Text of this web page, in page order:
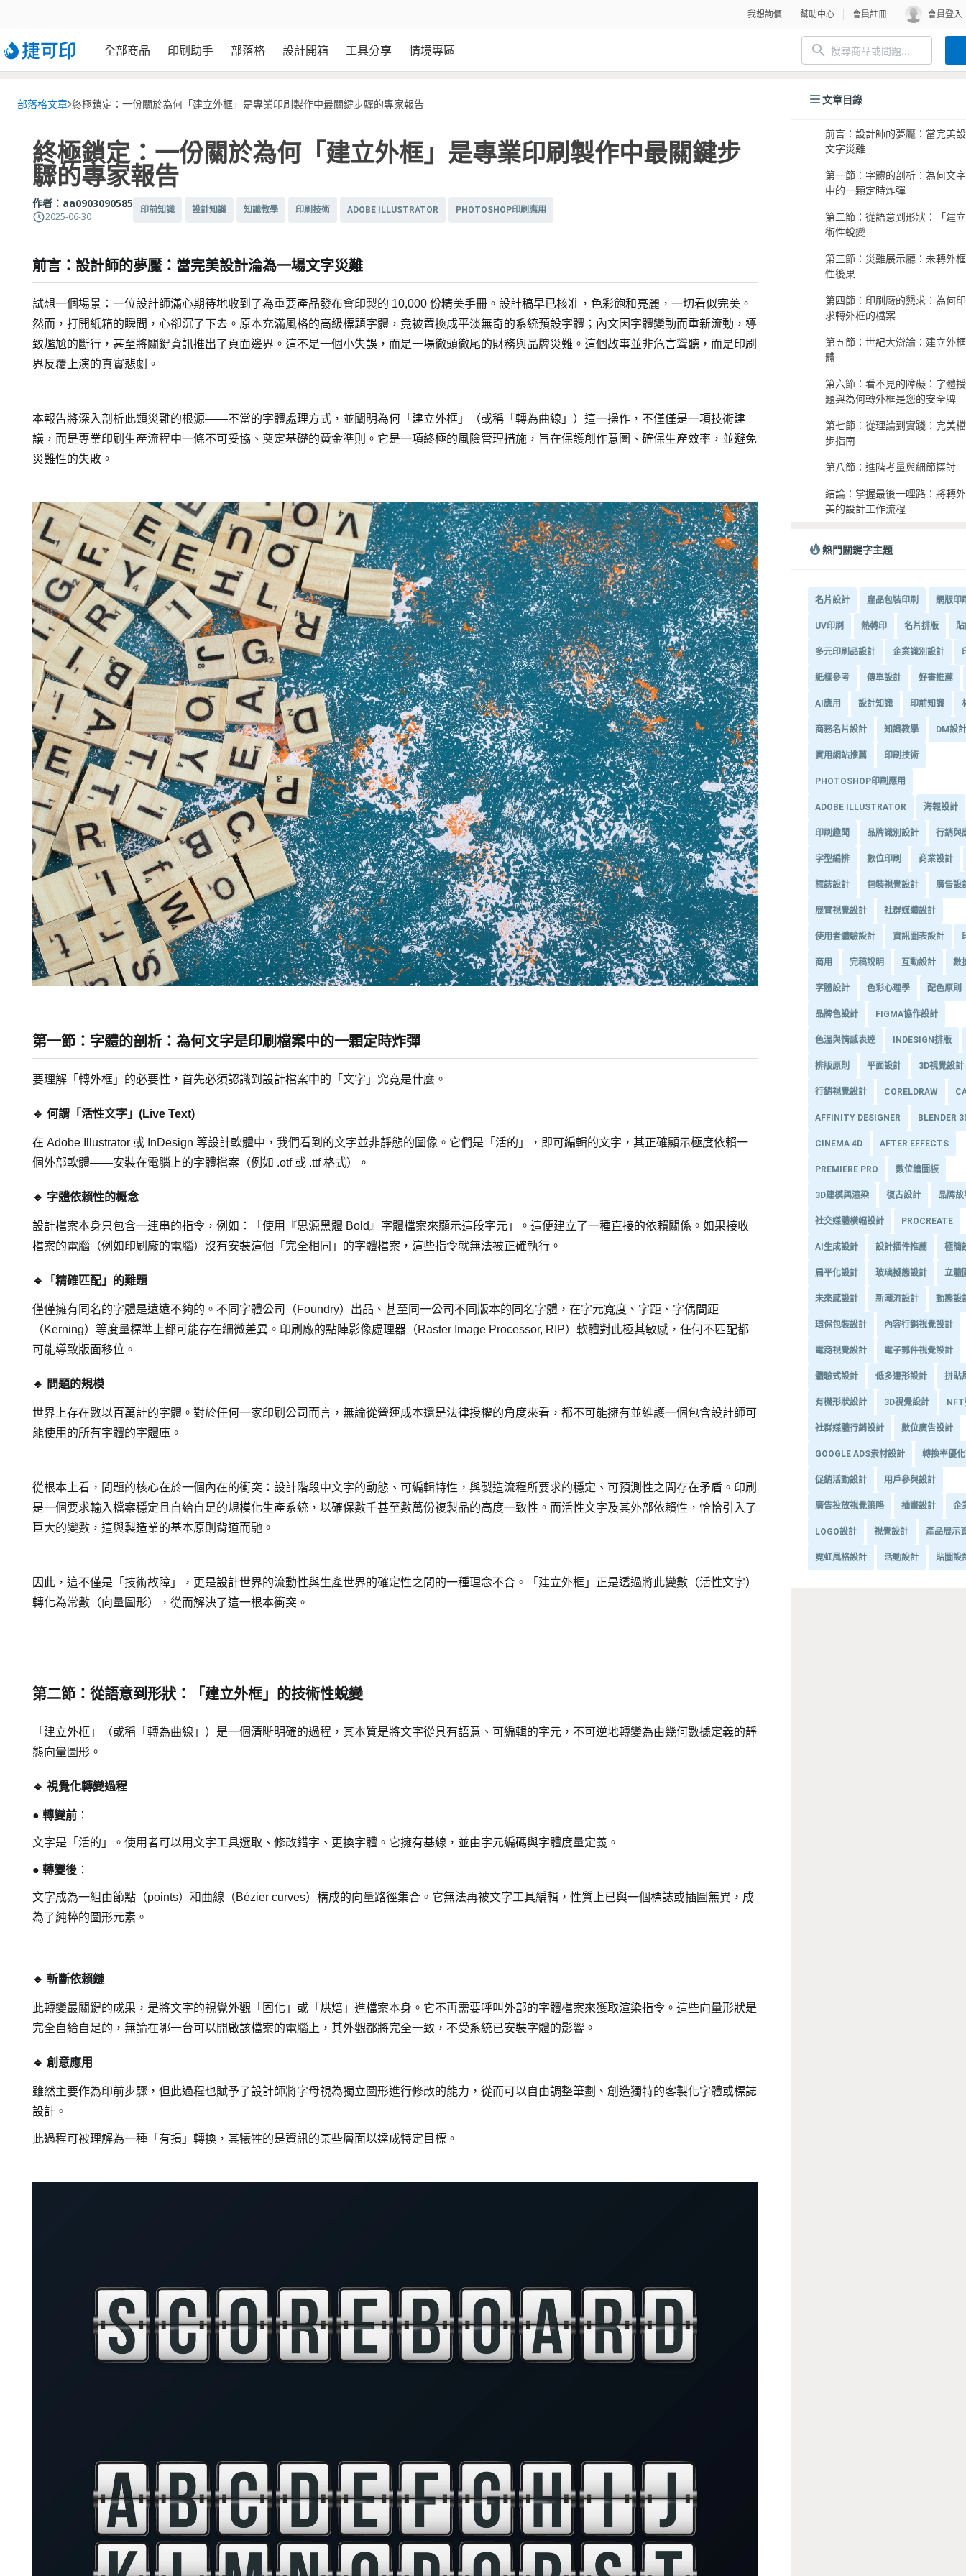
我想詢價 幫助中心 會員註冊 會員登入
全部商品 印刷助手 部落格 設計開箱 工具分享 情境專區
部落格文章 終極鎖定：一份關於為何「建立外框」是專業印刷製作中最關鍵步驟的專家報告
終極鎖定：一份關於為何「建立外框」是專業印刷製作中最關鍵步
驟的專家報告
作者： aa0903090585
2025-06-30
印前知識 設計知識 知識教學 印刷技術 ADOBE ILLUSTRATOR PHOTOSHOP印刷應用
前言：設計師的夢魘：當完美設計淪為一場文字災難
試想一個場景：一位設計師滿心期待地收到了為重要產品發布會印製的 10,000 份精美手冊。設計稿早已核准，色彩飽和亮麗，一切看似完美。
然而，打開紙箱的瞬間，心卻沉了下去。原本充滿風格的高級標題字體，竟被置換成平淡無奇的系統預設字體；內文因字體變動而重新流動，導
致尷尬的斷行，甚至將關鍵資訊推出了頁面邊界。這不是一個小失誤，而是一場徹頭徹尾的財務與品牌災難。這個故事並非危言聳聽，而是印刷
界反覆上演的真實悲劇。
本報告將深入剖析此類災難的根源——不當的字體處理方式，並闡明為何「建立外框」（或稱「轉為曲線」）這一操作，不僅僅是一項技術建
議，而是專業印刷生產流程中一條不可妥協、奠定基礎的黃金準則。它是一項終極的風險管理措施，旨在保護創作意圖、確保生產效率，並避免
災難性的失敗。
第一節：字體的剖析：為何文字是印刷檔案中的一顆定時炸彈
要理解「轉外框」的必要性，首先必須認識到設計檔案中的「文字」究竟是什麼。
🔹 何謂「活性文字」(Live Text)
在 Adobe Illustrator 或 InDesign 等設計軟體中，我們看到的文字並非靜態的圖像。它們是「活的」，即可編輯的文字，其正確顯示極度依賴一
個外部軟體——安裝在電腦上的字體檔案（例如 .otf 或 .ttf 格式）。
🔹 字體依賴性的概念
設計檔案本身只包含一連串的指令，例如：「使用『思源黑體 Bold』字體檔案來顯示這段字元」。這便建立了一種直接的依賴關係。如果接收
檔案的電腦（例如印刷廠的電腦）沒有安裝這個「完全相同」的字體檔案，這些指令就無法被正確執行。
🔹「精確匹配」的難題
僅僅擁有同名的字體是遠遠不夠的。不同字體公司（Foundry）出品、甚至同一公司不同版本的同名字體，在字元寬度、字距、字偶間距
（Kerning）等度量標準上都可能存在細微差異。印刷廠的點陣影像處理器（Raster Image Processor, RIP）軟體對此極其敏感，任何不匹配都
可能導致版面移位。
🔹 問題的規模
世界上存在數以百萬計的字體。對於任何一家印刷公司而言，無論從營運成本還是法律授權的角度來看，都不可能擁有並維護一個包含設計師可
能使用的所有字體的字體庫。
從根本上看，問題的核心在於一個內在的衝突：設計階段中文字的動態、可編輯特性，與製造流程所要求的穩定、可預測性之間存在矛盾。印刷
是一個要求輸入檔案穩定且自給自足的規模化生產系統，以確保數千甚至數萬份複製品的高度一致性。而活性文字及其外部依賴性，恰恰引入了
巨大的變數，這與製造業的基本原則背道而馳。
因此，這不僅是「技術故障」，更是設計世界的流動性與生產世界的確定性之間的一種理念不合。「建立外框」正是透過將此變數（活性文字）
轉化為常數（向量圖形），從而解決了這一根本衝突。
第二節：從語意到形狀：「建立外框」的技術性蛻變
「建立外框」（或稱「轉為曲線」）是一個清晰明確的過程，其本質是將文字從具有語意、可編輯的字元，不可逆地轉變為由幾何數據定義的靜
態向量圖形。
🔹 視覺化轉變過程
● 轉變前 ：
文字是「活的」。使用者可以用文字工具選取、修改錯字、更換字體。它擁有基線，並由字元編碼與字體度量定義。
● 轉變後 ：
文字成為一組由節點（points）和曲線（Bézier curves）構成的向量路徑集合。它無法再被文字工具編輯，性質上已與一個標誌或插圖無異，成
為了純粹的圖形元素。
🔹 斬斷依賴鏈
此轉變最關鍵的成果，是將文字的視覺外觀「固化」或「烘焙」進檔案本身。它不再需要呼叫外部的字體檔案來獲取渲染指令。這些向量形狀是
完全自給自足的，無論在哪一台可以開啟該檔案的電腦上，其外觀都將完全一致，不受系統已安裝字體的影響。
🔹 創意應用
雖然主要作為印前步驟，但此過程也賦予了設計師將字母視為獨立圖形進行修改的能力，從而可以自由調整筆劃、創造獨特的客製化字體或標誌
設計。
此過程可被理解為一種「有損」轉換，其犧牲的是資訊的某些層面以達成特定目標。
文章目錄
前言：設計師的夢魘：當完美
文字災難
第一節：字體的剖析：為何文
中的一顆定時炸彈
第二節：從語意到形狀：「建
術性蛻變
第三節：災難展示廳：未轉外
性後果
第四節：印刷廠的懇求：為何
求轉外框的檔案
第五節：世紀大辯論：建立外
體
第六節：看不見的障礙：字體
題與為何轉外框是您的安全牌
第七節：從理論到實踐：完美
步指南
第八節：進階考量與細節探討
結論：掌握最後一哩路：將轉
美的設計工作流程
熱門關鍵字主題
名片設計 產品包裝印刷 網版印
UV印刷 熱轉印 名片排版
多元印刷品設計 企業識別設計
紙樣參考 傳單設計 好書推薦
AI應用 設計知識 印前知識
商務名片設計 知識教學 DM設計
實用網站推薦 印刷技術
PHOTOSHOP印刷應用
ADOBE ILLUSTRATOR 海報設計
印刷趣聞 品牌識別設計 行銷與
字型編排 數位印刷 商業設計
標誌設計 包裝視覺設計 廣告設
展覽視覺設計 社群媒體設計
使用者體驗設計 資訊圖表設計
商用 完稿說明 互動設計 數
字體設計 色彩心理學 配色原則
品牌色設計 FIGMA協作設計
色溫與情感表達 INDESIGN排版
排版原則 平面設計 3D視覺設計
行銷視覺設計 CORELDRAW
AFFINITY DESIGNER BLENDER
CINEMA 4D AFTER EFFECTS
PREMIERE PRO 數位繪圖板
3D建模與渲染 復古設計 品牌
社交媒體橫幅設計 PROCREATE
AI生成設計 設計插件推薦 極簡
扁平化設計 玻璃擬態設計 立體
未來感設計 新潮流設計 動態設
環保包裝設計 內容行銷視覺設計
電商視覺設計 電子郵件視覺設計
體驗式設計 低多邊形設計 拼貼
有機形狀設計 3D視覺設計
社群媒體行銷設計 數位廣告設計
GOOGLE ADS素材設計 轉換率優
促銷活動設計 用戶參與設計
廣告投放視覺策略 插畫設計 企
LOGO設計 視覺設計 產品展示
霓虹風格設計 活動設計 貼圖設